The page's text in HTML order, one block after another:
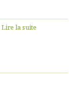
Lire la suite